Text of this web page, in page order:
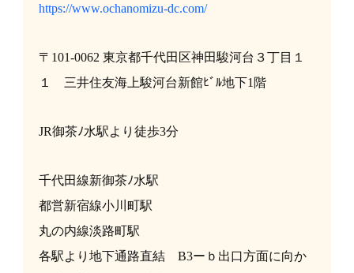
https://www.ochanomizu-dc.com/
〒101-0062 東京都千代田区神田駿河台３丁目１
１ 三井住友海上駿河台新館ﾋﾞﾙ地下1階
JR御茶ﾉ水駅より徒歩3分
千代田線新御茶ﾉ水駅
都営新宿線小川町駅
丸の内線淡路町駅
各駅より地下通路直結 B3ーｂ出口方面に向か